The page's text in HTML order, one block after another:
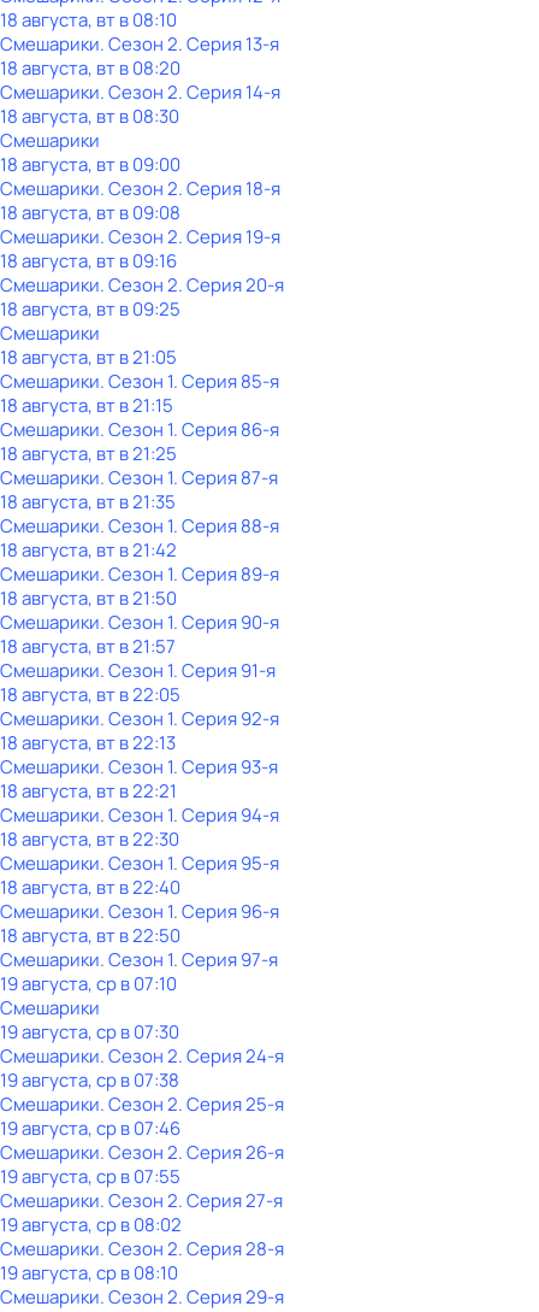
18 августа, вт в 08:10
Смешарики. Сезон 2. Серия 13-я
18 августа, вт в 08:20
Смешарики. Сезон 2. Серия 14-я
18 августа, вт в 08:30
Смешарики
18 августа, вт в 09:00
Смешарики. Сезон 2. Серия 18-я
18 августа, вт в 09:08
Смешарики. Сезон 2. Серия 19-я
18 августа, вт в 09:16
Смешарики. Сезон 2. Серия 20-я
18 августа, вт в 09:25
Смешарики
18 августа, вт в 21:05
Смешарики. Сезон 1. Серия 85-я
18 августа, вт в 21:15
Смешарики. Сезон 1. Серия 86-я
18 августа, вт в 21:25
Смешарики. Сезон 1. Серия 87-я
18 августа, вт в 21:35
Смешарики. Сезон 1. Серия 88-я
18 августа, вт в 21:42
Смешарики. Сезон 1. Серия 89-я
18 августа, вт в 21:50
Смешарики. Сезон 1. Серия 90-я
18 августа, вт в 21:57
Смешарики. Сезон 1. Серия 91-я
18 августа, вт в 22:05
Смешарики. Сезон 1. Серия 92-я
18 августа, вт в 22:13
Смешарики. Сезон 1. Серия 93-я
18 августа, вт в 22:21
Смешарики. Сезон 1. Серия 94-я
18 августа, вт в 22:30
Смешарики. Сезон 1. Серия 95-я
18 августа, вт в 22:40
Смешарики. Сезон 1. Серия 96-я
18 августа, вт в 22:50
Смешарики. Сезон 1. Серия 97-я
19 августа, ср в 07:10
Смешарики
19 августа, ср в 07:30
Смешарики. Сезон 2. Серия 24-я
19 августа, ср в 07:38
Смешарики. Сезон 2. Серия 25-я
19 августа, ср в 07:46
Смешарики. Сезон 2. Серия 26-я
19 августа, ср в 07:55
Смешарики. Сезон 2. Серия 27-я
19 августа, ср в 08:02
Смешарики. Сезон 2. Серия 28-я
19 августа, ср в 08:10
Смешарики. Сезон 2. Серия 29-я